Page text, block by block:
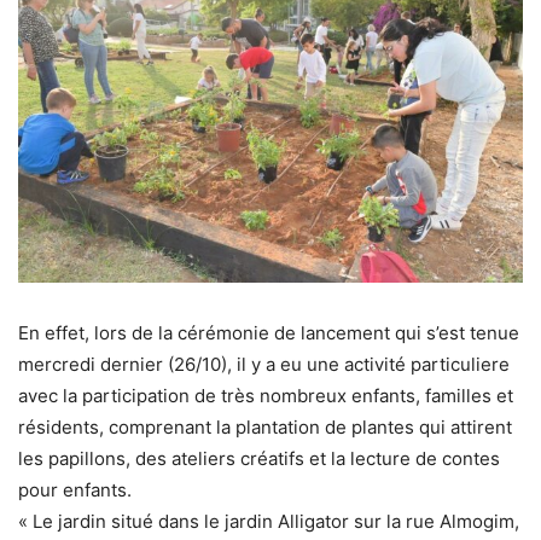
En effet, lors de la cérémonie de lancement qui s’est tenue
mercredi dernier (26/10), il y a eu une activité particuliere
avec la participation de très nombreux enfants, familles et
résidents, comprenant la plantation de plantes qui attirent
les papillons, des ateliers créatifs et la lecture de contes
pour enfants.
« Le jardin situé dans le jardin Alligator sur la rue Almogim,